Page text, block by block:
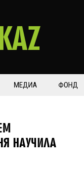
МЕДИА ФОНД
НАУЧИЛА